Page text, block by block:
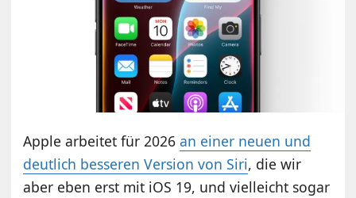
Apple arbeitet für 2026an einer neuen und
deutlich besseren Version von Siri, die wir
aber eben erst mit iOS 19, und vielleicht sogar